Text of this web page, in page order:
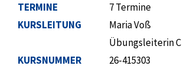
TERMINE
7 Termine
KURSLEITUNG
KURSNUMMER
Maria Voß
Übungsleiterin C
26-415303